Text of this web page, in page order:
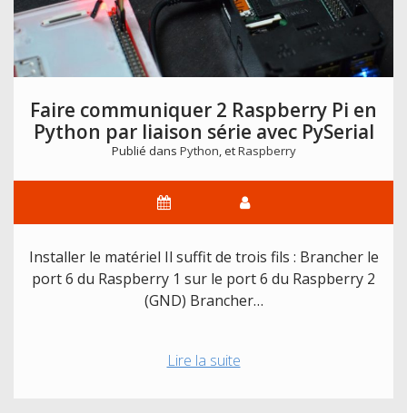
Faire communiquer 2 Raspberry Pi en
Python par liaison série avec PySerial
Publié dans Python, etRaspberry
Installer le matériel Il suffit de trois fils : Brancher le
port 6 du Raspberry 1 sur le port 6 du Raspberry 2
(GND) Brancher…
Lire la suiteFaire